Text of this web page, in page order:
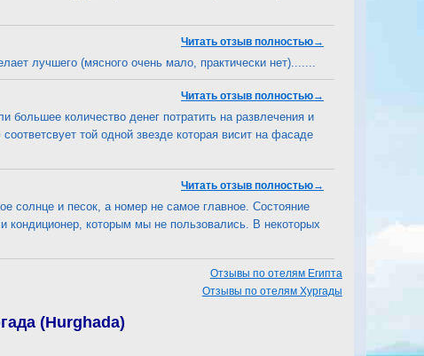
Читать отзыв полностью→
лучшего (мясного очень мало, практически нет).......
Читать отзыв полностью→
большее количество денег потратить на развлечения и
той одной звезде которая висит на фасаде
Читать отзыв полностью→
солнце и песок, а номер не самое главное. Состояние
кондиционер, которым мы не пользовались. В некоторых
Отзывы по отелям Египта
Отзывы по отелям Хургады
(Hurghada)